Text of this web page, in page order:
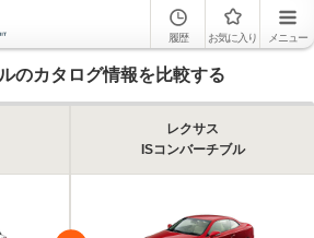
履歴 お気に入り メニュー
のカタログ情報を比較する
レクサス
ISコンバーチブル